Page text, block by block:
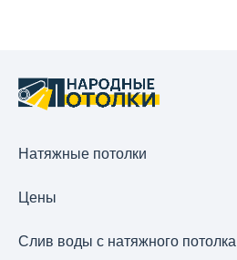
Натяжные потолки
Цены
Cлив воды с натяжного потолка